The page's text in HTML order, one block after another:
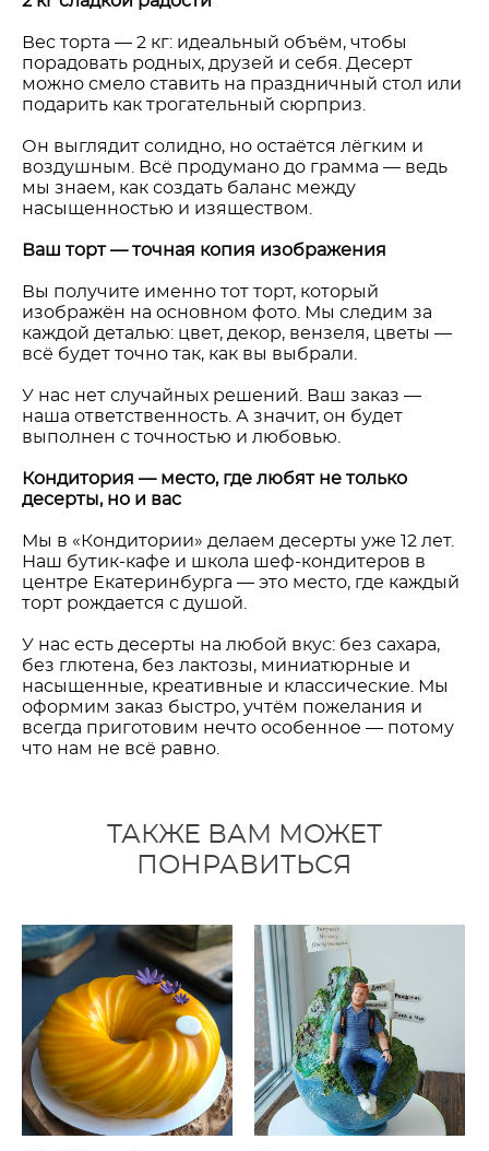
Вес торта — 2 кг: идеальный объём, чтобы
порадовать родных, друзей и себя. Десерт
можно смело ставить на праздничный стол или
подарить как трогательный сюрприз.
Он выглядит солидно, но остаётся лёгким и
воздушным. Всё продумано до грамма — ведь
мы знаем, как создать баланс между
насыщенностью и изяществом.
Ваш торт — точная копия изображения
Вы получите именно тот торт, который
изображён на основном фото. Мы следим за
каждой деталью: цвет, декор, вензеля, цветы —
всё будет точно так, как вы выбрали.
У нас нет случайных решений. Ваш заказ —
наша ответственность. А значит, он будет
выполнен с точностью и любовью.
Кондитория — место, где любят не только
десерты, но и вас
Мы в «Кондитории» делаем десерты уже 12 лет.
Наш бутик-кафе и школа шеф-кондитеров в
центре Екатеринбурга — это место, где каждый
торт рождается с душой.
У нас есть десерты на любой вкус: без сахара,
без глютена, без лактозы, миниатюрные и
насыщенные, креативные и классические. Мы
оформим заказ быстро, учтём пожелания и
всегда приготовим нечто особенное — потому
что нам не всё равно.
ТАКЖЕ ВАМ МОЖЕТ
ПОНРАВИТЬСЯ